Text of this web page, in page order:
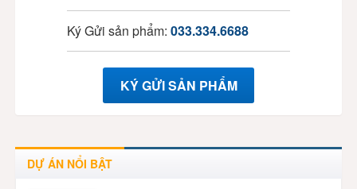
Ký Gửi sản phẩm: 033.334.6688
KÝ GỬI SẢN PHẨM
DỰ ÁN NỔI BẬT